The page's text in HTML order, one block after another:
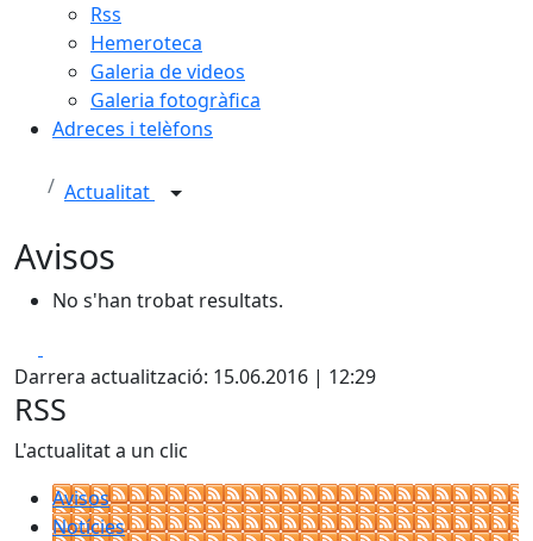
Rss
Hemeroteca
Galeria de videos
Galeria fotogràfica
Adreces i telèfons
Actualitat
Avisos
No s'han trobat resultats.
Darrera actualització: 15.06.2016 | 12:29
RSS
L'actualitat a un clic
Avisos
Notícies